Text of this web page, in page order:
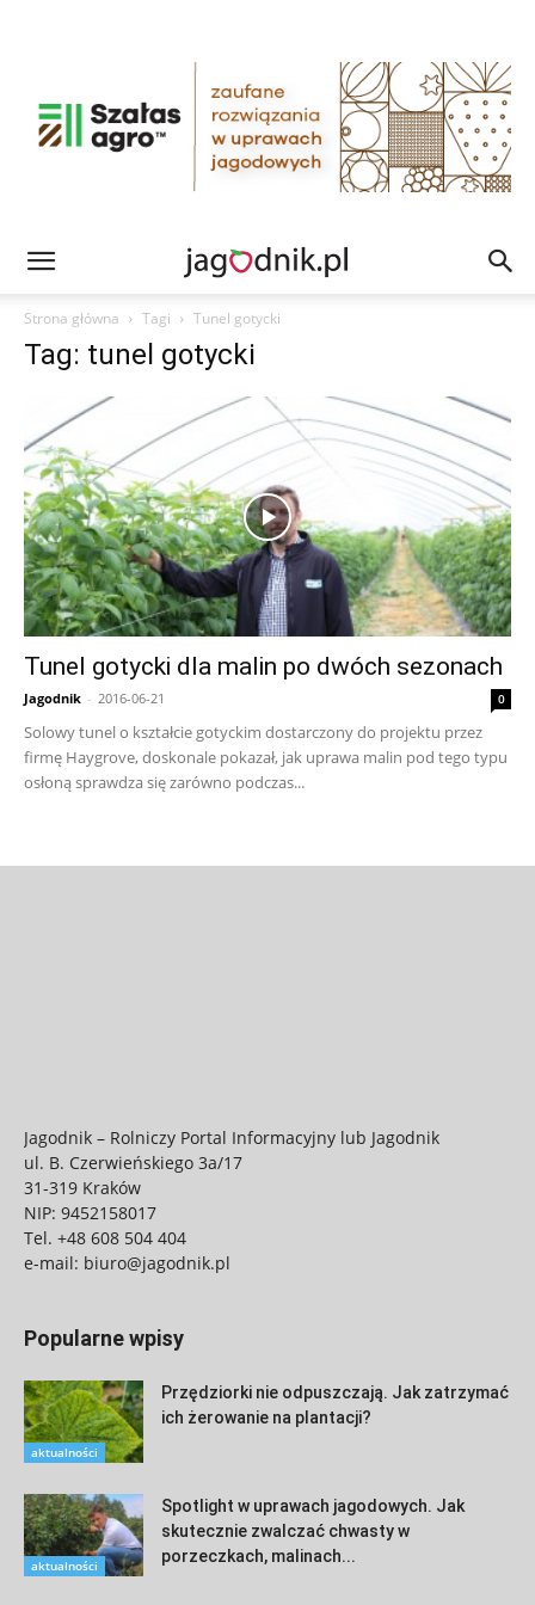
Strona główna Tagi Tunel gotycki
Tag: tunel gotycki
Tunel gotycki dla malin po dwóch sezonach
Jagodnik - 2016-06-21 0
Solowy tunel o kształcie gotyckim dostarczony do projektu przez
firmę Haygrove, doskonale pokazał, jak uprawa malin pod tego typu
osłoną sprawdza się zarówno podczas...
Jagodnik – Rolniczy Portal Informacyjny lub Jagodnik
ul. B. Czerwieńskiego 3a/17
31-319 Kraków
NIP: 9452158017
Tel. +48 608 504 404
e-mail: biuro@jagodnik.pl
Popularne wpisy
aktualności
Przędziorki nie odpuszczają. Jak zatrzymać
ich żerowanie na plantacji?
aktualności
Spotlight w uprawach jagodowych. Jak
skutecznie zwalczać chwasty w
porzeczkach, malinach...